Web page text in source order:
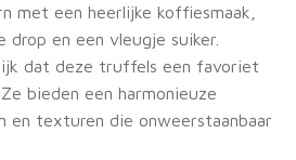
met een heerlijke koffiesmaak,
drop en een vleugje suiker.
dat deze truffels een favoriet
bieden een harmonieuze
en texturen die onweerstaanbaar